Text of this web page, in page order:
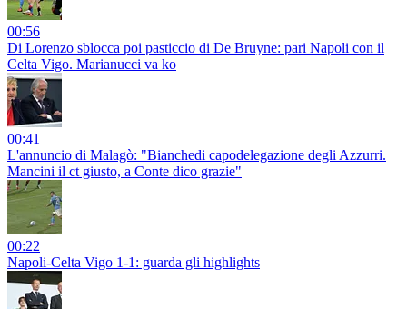
00:56
Di Lorenzo sblocca poi pasticcio di De Bruyne: pari Napoli con il
Celta Vigo. Marianucci va ko
00:41
L'annuncio di Malagò: "Bianchedi capodelegazione degli Azzurri.
Mancini il ct giusto, a Conte dico grazie"
00:22
Napoli-Celta Vigo 1-1: guarda gli highlights